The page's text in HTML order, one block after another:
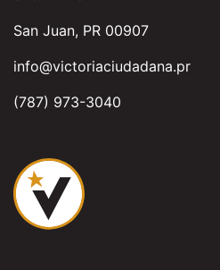
San Juan, PR 00907
info@victoriaciudadana.pr
(787) 973-3040